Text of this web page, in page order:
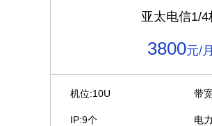
亚太电信1/4
3800元/月
机位:10U
IP:9个
带
电